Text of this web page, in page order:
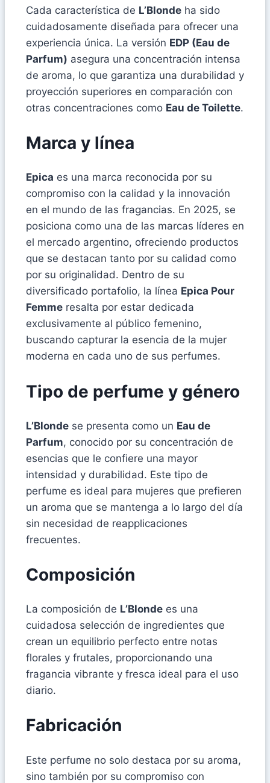
Cada característica de L’Blonde ha sido
cuidadosamente diseñada para ofrecer una
experiencia única. La versión EDP (Eau de
Parfum) asegura una concentración intensa
de aroma, lo que garantiza una durabilidad y
proyección superiores en comparación con
otras concentraciones como Eau de Toilette.
Marca y línea
Epica es una marca reconocida por su
compromiso con la calidad y la innovación
en el mundo de las fragancias. En 2025, se
posiciona como una de las marcas líderes en
el mercado argentino, ofreciendo productos
que se destacan tanto por su calidad como
por su originalidad. Dentro de su
diversificado portafolio, la línea Epica Pour
Femme resalta por estar dedicada
exclusivamente al público femenino,
buscando capturar la esencia de la mujer
moderna en cada uno de sus perfumes.
Tipo de perfume y género
L’Blonde se presenta como un Eau de
Parfum, conocido por su concentración de
esencias que le confiere una mayor
intensidad y durabilidad. Este tipo de
perfume es ideal para mujeres que prefieren
un aroma que se mantenga a lo largo del día
sin necesidad de reapplicaciones
frecuentes.
Composición
La composición de L’Blonde es una
cuidadosa selección de ingredientes que
crean un equilibrio perfecto entre notas
florales y frutales, proporcionando una
fragancia vibrante y fresca ideal para el uso
diario.
Fabricación
Este perfume no solo destaca por su aroma,
sino también por su compromiso con